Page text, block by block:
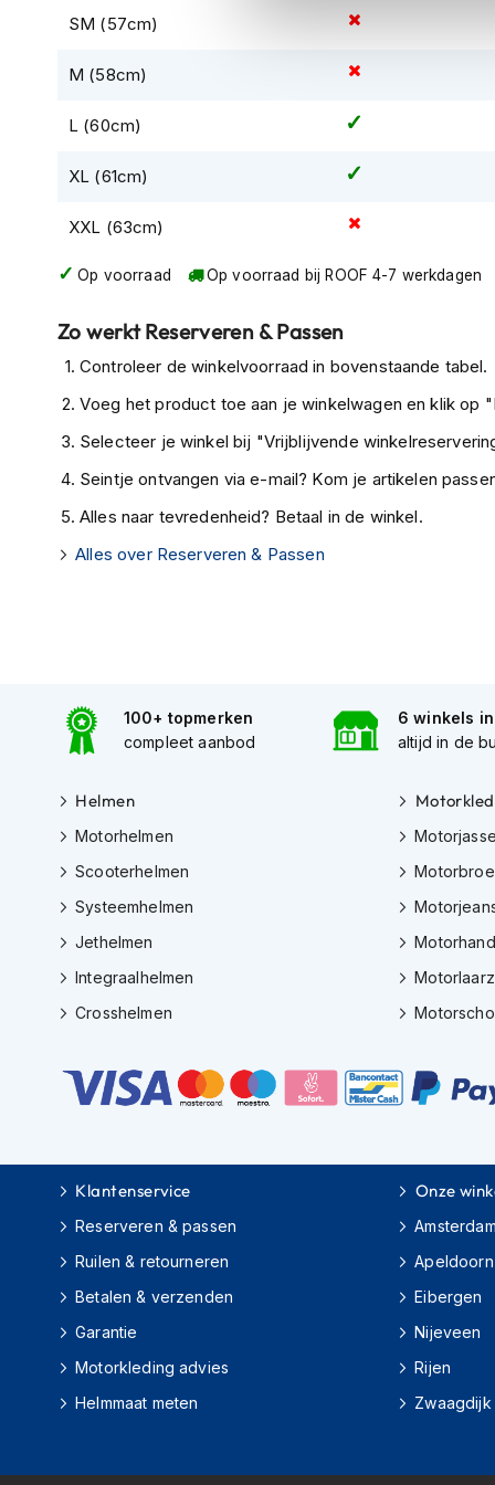
kapstok
Motorjassen
motorjassen
Dames
Doorwaai
motorjassen
motorjassen
Leren
motorjassen
motorbroeken
Doorwaai
Waterdichte
motorbroeken
Leren
Textiel
Kevlar
motorbroeken
Motorpakken
motorpak
Dames
motorpak
Eendelig
Tweedelig
SM (57cm)
M (58cm)
L (60cm)
XL (61cm)
XXL (63cm)
Op voorraad Op voorraad bij ROOF 4-7 werkdagen
Zo werkt Reserveren & Passen
Controleer de winkelvoorraad in bovenstaande tabel.
Voeg het product toe aan je winkelwagen en klik op
Selecteer je winkel bij "Vrijblijvende
Seintje ontvangen via e-mail? Kom je artikelen
Alles naar tevredenheid? Betaal in de winkel.
Alles over Reserveren & Passen
100+ topmerken
compleet aanbod
6 winkels in
altijd in de
Helmen
Motorhelmen
Scooterhelmen
Systeemhelmen
Jethelmen
Integraalhelmen
Crosshelmen
Klantenservice
Reserveren & passen
Ruilen & retourneren
Betalen & verzenden
Garantie
Motorkleding advies
Helmmaat meten
Onze
Amsterdam
Apeldoorn
Eibergen
Nijeveen
Rijen
Zwaagdijk